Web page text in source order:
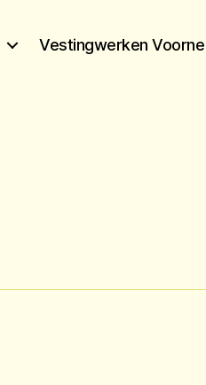
Vestingwerken Voorne